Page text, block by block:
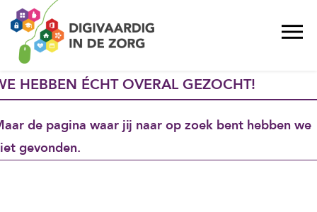
HEBBEN ÉCHT OVERAL GEZOCHT!
de pagina waar jij naar op zoek bent hebben we
gevonden.